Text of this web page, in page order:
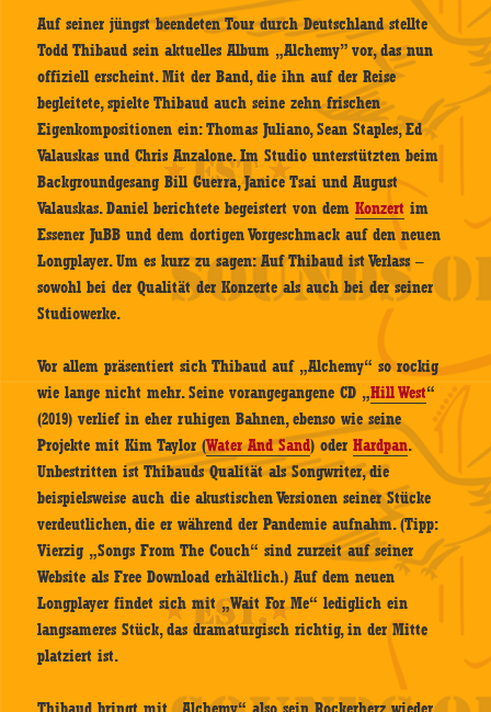
Auf seiner jüngst beendeten Tour durch Deutschland stellte
Todd Thibaud sein aktuelles Album „Alchemy” vor, das nun
offiziell erscheint. Mit der Band, die ihn auf der Reise
begleitete, spielte Thibaud auch seine zehn frischen
Eigenkompositionen ein: Thomas Juliano, Sean Staples, Ed
Valauskas und Chris Anzalone. Im Studio unterstützten beim
Backgroundgesang Bill Guerra, Janice Tsai und August
Valauskas. Daniel berichtete begeistert von demKonzert im
Essener JuBB und dem dortigen Vorgeschmack auf den neuen
Longplayer. Um es kurz zu sagen: Auf Thibaud ist Verlass –
sowohl bei der Qualität der Konzerte als auch bei der seiner
Studiowerke.
Vor allem präsentiert sich Thibaud auf „Alchemy“ so rockig
wie lange nicht mehr. Seine vorangegangene CD „Hill West“
(2019) verlief in eher ruhigen Bahnen, ebenso wie seine
Projekte mit Kim Taylor (Water And Sand) oderHardpan.
Unbestritten ist Thibauds Qualität als Songwriter, die
beispielsweise auch die akustischen Versionen seiner Stücke
verdeutlichen, die er während der Pandemie aufnahm. (Tipp:
Vierzig „Songs From The Couch“ sind zurzeit auf seiner
Website als Free Download erhältlich.) Auf dem neuen
Longplayer findet sich mit „Wait For Me“ lediglich ein
langsameres Stück, das dramaturgisch richtig, in der Mitte
platziert ist.